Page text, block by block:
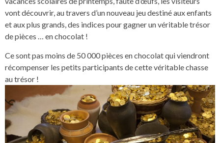
vont découvrir, au travers d’un nouveau jeu destiné aux enfants
et aux plus grands, des indices pour gagner un véritable trésor
de pièces … en chocolat !
Ce sont pas moins de 50 000 pièces en chocolat qui viendront
récompenser les petits participants de cette véritable chasse
au trésor !